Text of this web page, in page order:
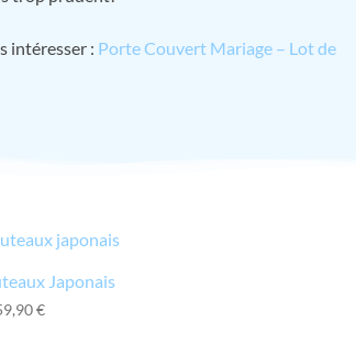
intéresser : Porte Couvert Mariage – Lot de
Japonais
€